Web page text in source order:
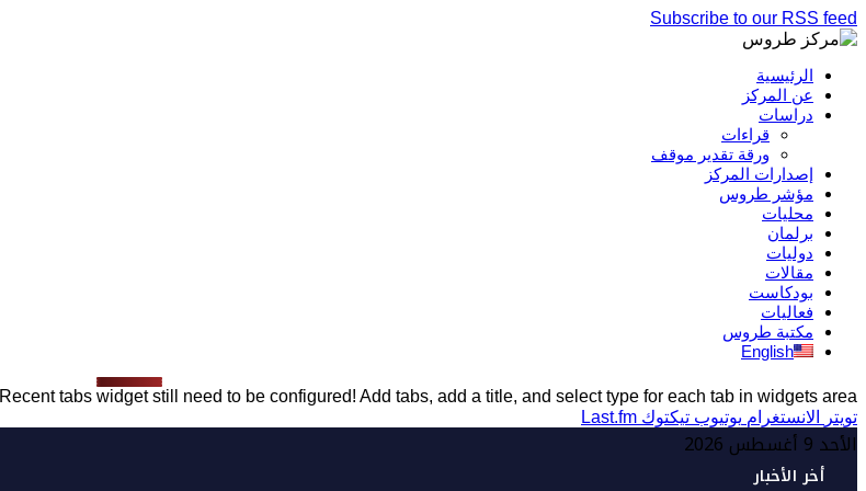
Subscribe to our RSS feed
الرئيسية
عن المركز
دراسات
قراءات
ورقة تقدير موقف
إصدارات المركز
مؤشر طروس
محليات
برلمان
دوليات
مقالات
بودكاست
فعاليات
مكتبة طروس
English
Recent tabs widget still need to be configured! Add tabs, add a title, and select type for each tab in widgets area.
تويتر
الانستغرام يوتيوب تيكتوك Last.fm
الأحد 9 أغسطس 2026
أخر الأخبار